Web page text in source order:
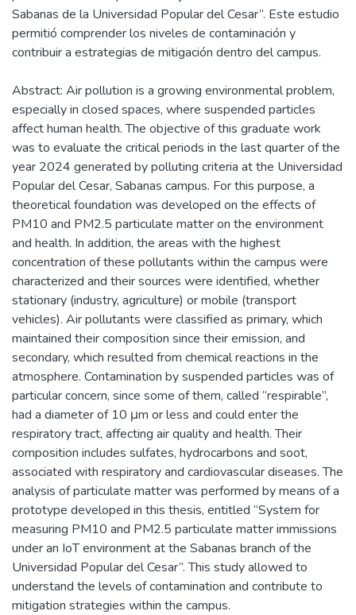
Sabanas de la Universidad Popular del Cesar”. Este estudio
permitió comprender los niveles de contaminación y
contribuir a estrategias de mitigación dentro del campus.
Abstract: Air pollution is a growing environmental problem,
especially in closed spaces, where suspended particles
affect human health. The objective of this graduate work
was to evaluate the critical periods in the last quarter of the
year 2024 generated by polluting criteria at the Universidad
Popular del Cesar, Sabanas campus. For this purpose, a
theoretical foundation was developed on the effects of
PM10 and PM2.5 particulate matter on the environment
and health. In addition, the areas with the highest
concentration of these pollutants within the campus were
characterized and their sources were identified, whether
stationary (industry, agriculture) or mobile (transport
vehicles). Air pollutants were classified as primary, which
maintained their composition since their emission, and
secondary, which resulted from chemical reactions in the
atmosphere. Contamination by suspended particles was of
particular concern, since some of them, called “respirable”,
had a diameter of 10 μm or less and could enter the
respiratory tract, affecting air quality and health. Their
composition includes sulfates, hydrocarbons and soot,
associated with respiratory and cardiovascular diseases. The
analysis of particulate matter was performed by means of a
prototype developed in this thesis, entitled “System for
measuring PM10 and PM2.5 particulate matter immissions
under an IoT environment at the Sabanas branch of the
Universidad Popular del Cesar”. This study allowed to
understand the levels of contamination and contribute to
mitigation strategies within the campus.